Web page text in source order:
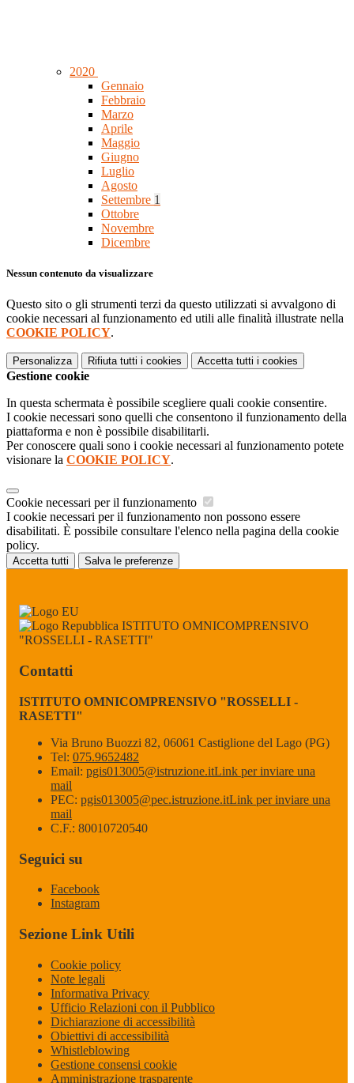
2020
Gennaio
Febbraio
Marzo
Aprile
Maggio
Giugno
Luglio
Agosto
Settembre 1
Ottobre
Novembre
Dicembre
Nessun contenuto da visualizzare
Questo sito o gli strumenti terzi da questo utilizzati si avvalgono di
cookie necessari al funzionamento ed utili alle finalità illustrate nella
COOKIE POLICY.
Personalizza Rifiuta tutti i cookies Accetta tutti i cookies
Gestione cookie
In questa schermata è possibile scegliere quali cookie consentire.
I cookie necessari sono quelli che consentono il funzionamento della
piattaforma e non è possibile disabilitarli.
Per conoscere quali sono i cookie necessari al funzionamento potete
visionare la COOKIE POLICY.
Cookie necessari per il funzionamento
I cookie necessari per il funzionamento non possono essere
disabilitati. È possibile consultare l'elenco nella pagina della cookie
policy.
Accetta tutti Salva le preferenze
ISTITUTO OMNICOMPRENSIVO
"ROSSELLI - RASETTI"
Contatti
ISTITUTO OMNICOMPRENSIVO "ROSSELLI -
RASETTI"
Via Bruno Buozzi 82, 06061 Castiglione del Lago (PG)
Tel: 075.9652482
Email: pgis013005@istruzione.itLink per inviare una
mail
PEC: pgis013005@pec.istruzione.itLink per inviare una
mail
C.F.: 80010720540
Seguici su
Facebook
Instagram
Sezione Link Utili
Cookie policy
Note legali
Informativa Privacy
Ufficio Relazioni con il Pubblico
Dichiarazione di accessibilità
Obiettivi di accessibilità
Whistleblowing
Gestione consensi cookie
Amministrazione trasparente